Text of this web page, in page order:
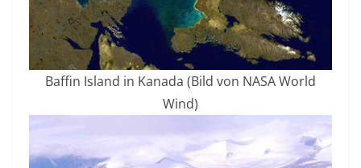
Baffin Island in Kanada (Bild von NASA World
Wind)